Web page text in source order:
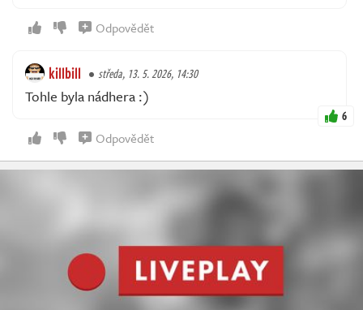
Odpovědět
killbill středa, 13. 5. 2026, 14:30
Tohle byla nádhera :)
6
Odpovědět